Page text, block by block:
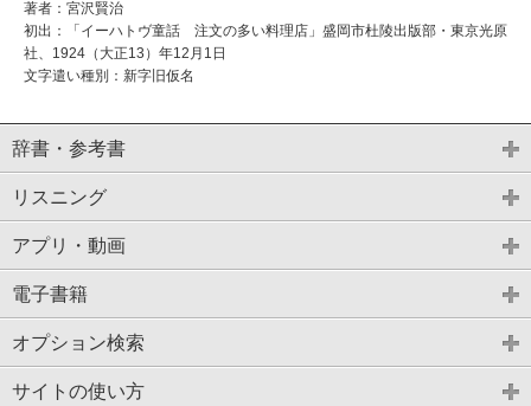
著者：宮沢賢治
初出：「イーハトヴ童話 注文の多い料理店」盛岡市杜陵出版部・東京光原
社、1924（大正13）年12月1日
文字遣い種別：新字旧仮名
辞書・参考書
リスニング
アプリ・動画
電子書籍
オプション検索
サイトの使い方